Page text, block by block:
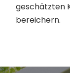
geschätzten
bereichern.